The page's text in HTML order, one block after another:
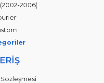
2006)
Sözleşmesi